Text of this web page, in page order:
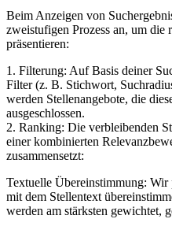
Beim Anzeigen von
zweistufigen Prozess an, um die
präsentieren:
1. Filterung: Auf Basis deiner
Filter (z. B. Stichwort,
werden Stellenangebote, die
ausgeschlossen.
2. Ranking: Die verbleibenden
einer kombinierten
zusammensetzt:
Textuelle Übereinstimmung:
mit dem Stellentext
werden am stärksten gewichtet,